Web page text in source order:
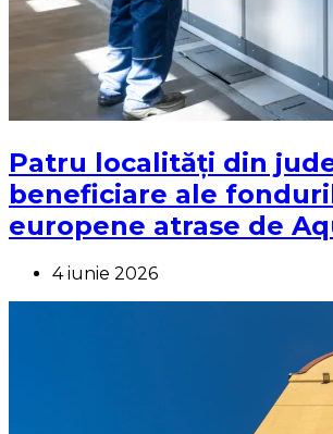
Patru localități din
beneficiare ale
europene atrase de
4 iunie 2026